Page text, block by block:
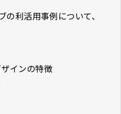
利活用事例について、
インの特徴